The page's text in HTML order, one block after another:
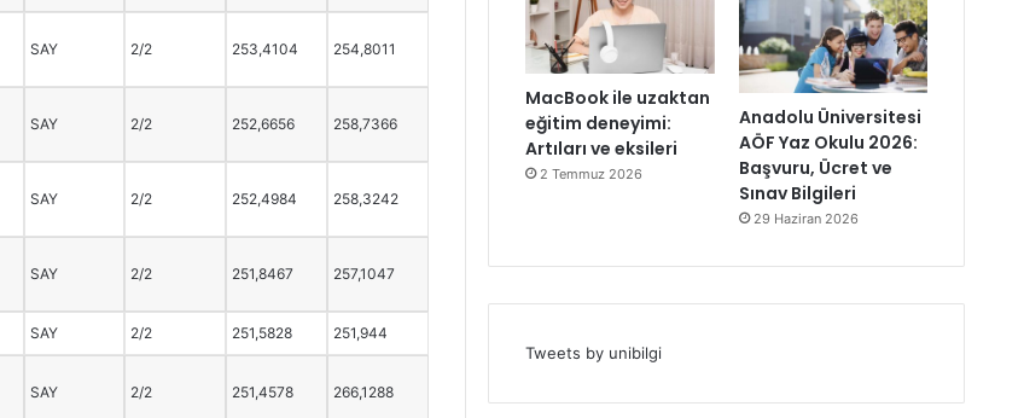
SAY 2/2 253,4104 254,8011
SAY 2/2 252,6656 258,7366
SAY 2/2 252,4984 258,3242
SAY 2/2 251,8467 257,1047
SAY 2/2 251,5828 251,944
SAY 2/2 251,4578 266,1288
MacBook ile uzaktan
eğitim deneyimi:
Artıları ve eksileri
2 Temmuz 2026
Anadolu Üniversitesi
AÖF Yaz Okulu 2026:
Başvuru, Ücret ve
Sınav Bilgileri
29 Haziran 2026
Tweets by unibilgi